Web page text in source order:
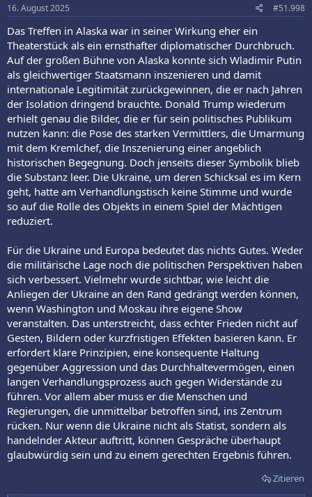
e
n
16. August 2025 #51.998
Das Treffen in Alaska war in seiner Wirkung eher ein
Theaterstück als ein ernsthafter diplomatischer Durchbruch.
Auf der großen Bühne von Alaska konnte sich Wladimir Putin
als gleichwertiger Staatsmann inszenieren und damit
internationale Legitimität zurückgewinnen, die er nach Jahren
der Isolation dringend brauchte. Donald Trump wiederum
erhielt genau die Bilder, die er für sein politisches Publikum
nutzen kann: die Pose des starken Vermittlers, die Umarmung
mit dem Kremlchef, die Inszenierung einer angeblich
historischen Begegnung. Doch jenseits dieser Symbolik blieb
die Substanz leer. Die Ukraine, um deren Schicksal es im Kern
geht, hatte am Verhandlungstisch keine Stimme und wurde
so auf die Rolle des Objekts in einem Spiel der Mächtigen
reduziert.
Für die Ukraine und Europa bedeutet das nichts Gutes. Weder
die militärische Lage noch die politischen Perspektiven haben
sich verbessert. Vielmehr wurde sichtbar, wie leicht die
Anliegen der Ukraine an den Rand gedrängt werden können,
wenn Washington und Moskau ihre eigene Show
veranstalten. Das unterstreicht, dass echter Frieden nicht auf
Gesten, Bildern oder kurzfristigen Effekten basieren kann. Er
erfordert klare Prinzipien, eine konsequente Haltung
gegenüber Aggression und das Durchhaltevermögen, einen
langen Verhandlungsprozess auch gegen Widerstände zu
führen. Vor allem aber muss er die Menschen und
Regierungen, die unmittelbar betroffen sind, ins Zentrum
rücken. Nur wenn die Ukraine nicht als Statist, sondern als
handelnder Akteur auftritt, können Gespräche überhaupt
glaubwürdig sein und zu einem gerechten Ergebnis führen.
Zitieren